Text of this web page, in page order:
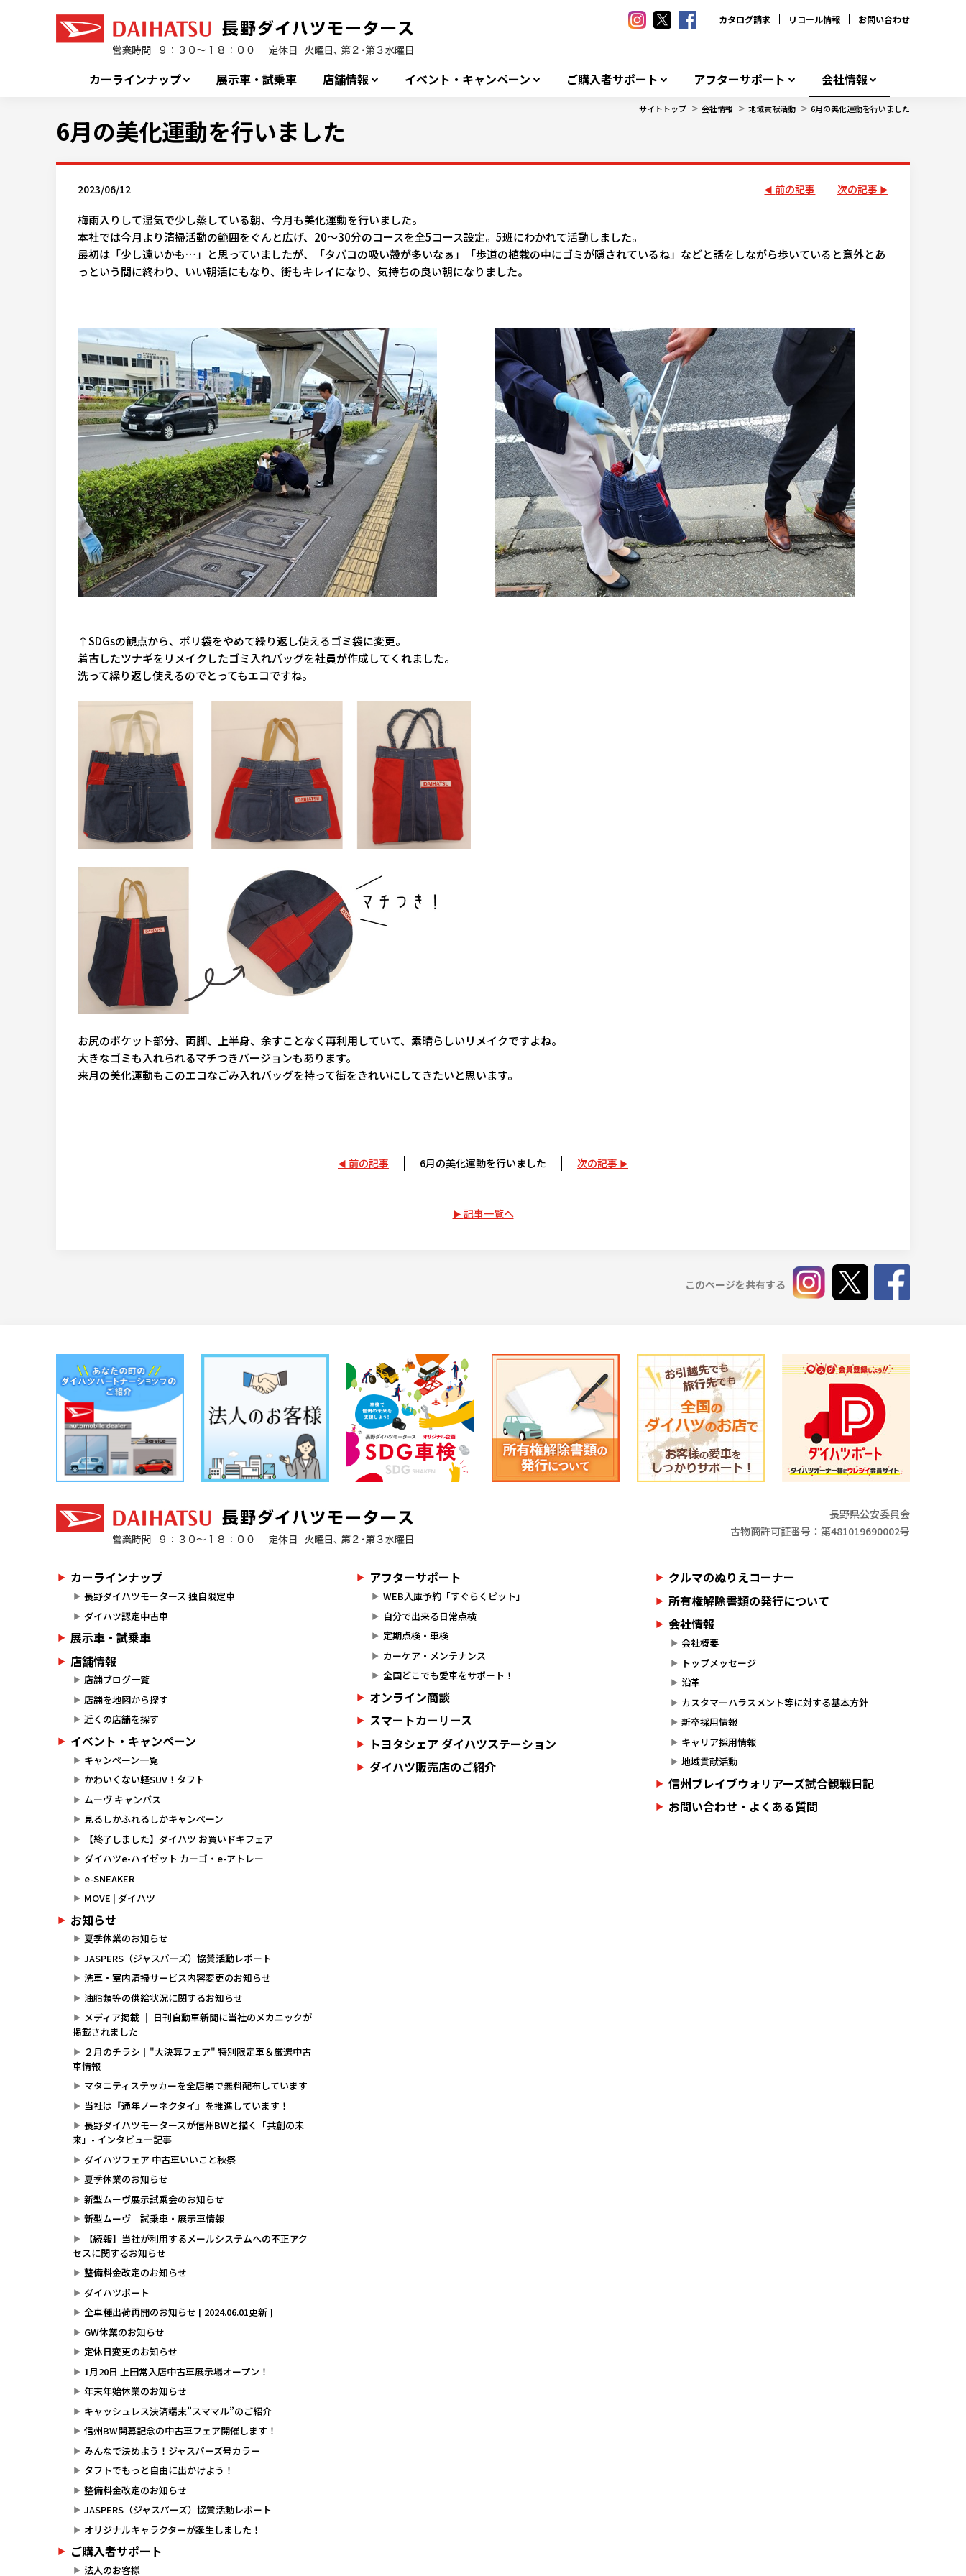
カタログ請求 リコール情報 お問い合わせ
カーラインナップ 展示車・試乗車 店舗情報 イベント・キャンペーン ご購入者サポート アフターサポート 会社情報
サイトトップ > 会社情報 > 地域貢献活動 > 6月の美化運動を行いました
6月の美化運動を行いました
2023/06/12 前の記事 次の記事
梅雨入りして湿気で少し蒸している朝、今月も美化運動を行いました。
本社では今月より清掃活動の範囲をぐんと広げ、 20～30分のコースを全5コース設定。 5班にわかれて活動しました。
最初は「少し遠いかも…」と思っていましたが、「タバコの吸い殻が多いなぁ」「歩道の植栽の中にゴミが隠されているね」などと話をしながら歩いていると意外とあ
っという間に終わり、いい朝活にもなり、街もキレイになり、気持ちの良い朝になりました。
↑SDGsの観点から、ポリ袋をやめて繰り返し使えるゴミ袋に変更。
着古したツナギをリメイクしたゴミ入れバッグを社員が作成してくれました。
洗って繰り返し使えるのでとってもエコですね。
お尻のポケット部分、両脚、上半身、余すことなく再利用していて、素晴らしいリメイクですよね。
大きなゴミも入れられるマチつきバージョンもあります。
来月の美化運動もこのエコなごみ入れバッグを持って街をきれいにしてきたいと思います。
前の記事 6月の美化運動を行いました 次の記事
記事一覧へ
このページを共有する
長野県公安委員会
古物商許可証番号：第481019690002号
カーラインナップ
長野ダイハツモータース 独自限定車
ダイハツ認定中古車
展示車・試乗車
店舗情報
店舗ブログ一覧
店舗を地図から探す
近くの店舗を探す
イベント・キャンペーン
キャンペーン一覧
かわいくない軽SUV！タフト
ムーヴ キャンバス
見るしかふれるしかキャンペーン
【終了しました】ダイハツ お買いドキフェア
ダイハツe-ハイゼット カーゴ・e-アトレー
e-SNEAKER
MOVE | ダイハツ
お知らせ
夏季休業のお知らせ
JASPERS（ジャスパーズ）協賛活動レポート
洗車・室内清掃サービス内容変更のお知らせ
油脂類等の供給状況に関するお知らせ
メディア掲載 ｜ 日刊自動車新聞に当社のメカニックが
掲載されました
２月のチラシ｜"大決算フェア" 特別限定車＆厳選中古
車情報
マタニティステッカーを全店舗で無料配布しています
当社は『通年ノーネクタイ』を推進しています！
長野ダイハツモータースが信州BWと描く「共創の未
来」- インタビュー記事
ダイハツフェア 中古車いいこと秋祭
夏季休業のお知らせ
新型ムーヴ展示試乗会のお知らせ
新型ムーヴ 試乗車・展示車情報
【続報】当社が利用するメールシステムへの不正アク
セスに関するお知らせ
整備料金改定のお知らせ
ダイハツポート
全車種出荷再開のお知らせ [ 2024.06.01更新 ]
GW休業のお知らせ
定休日変更のお知らせ
1月20日 上田常入店中古車展示場オープン！
年末年始休業のお知らせ
キャッシュレス決済端末”スママル”のご紹介
信州BW開幕記念の中古車フェア開催します！
みんなで決めよう！ジャスパーズ号カラー
タフトでもっと自由に出かけよう！
整備料金改定のお知らせ
JASPERS（ジャスパーズ）協賛活動レポート
オリジナルキャラクターが誕生しました！
ご購入者サポート
法人のお客様
アフターサポート
WEB入庫予約「すぐらくピット」
自分で出来る日常点検
定期点検・車検
カーケア・メンテナンス
全国どこでも愛車をサポート！
オンライン商談
スマートカーリース
トヨタシェア ダイハツステーション
ダイハツ販売店のご紹介
クルマのぬりえコーナー
所有権解除書類の発行について
会社情報
会社概要
トップメッセージ
沿革
カスタマーハラスメント等に対する基本方針
新卒採用情報
キャリア採用情報
地域貢献活動
信州ブレイブウォリアーズ試合観戦日記
お問い合わせ・よくある質問